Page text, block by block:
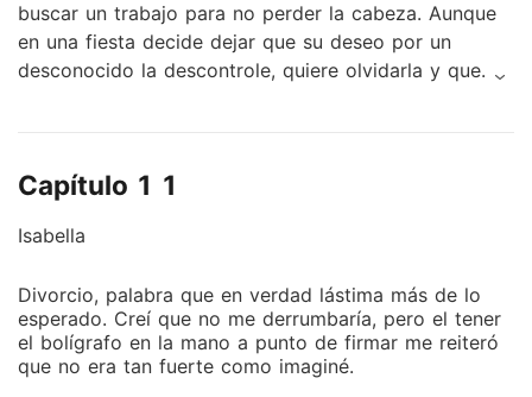
buscar un trabajo para no perder la cabeza. Aunque
en una fiesta decide dejar que su deseo por un
desconocido la descontrole, quiere olvidarla y que
entre los dos se entera que producto de esa noche
estar juntos al enterarse Aiden de ese bebé. No lo
complicaciones a su vida. Con un hijo de por medio y
una atracción que surge para convertirse en una
necesidad de estar siempre juntos. Una casualidad
única que ambos aprovecharan para confesar sus
Capítulo 1 1
Isabella
Divorcio, palabra que en verdad lástima más de lo
esperado. Creí que no me derrumbaría, pero el tener
el bolígrafo en la mano a punto de firmar me reiteró
que no era tan fuerte como imaginé.